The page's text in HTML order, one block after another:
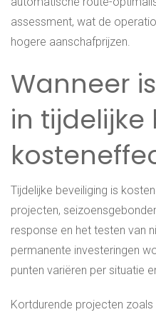
assessment, wat de
hogere aanschafprijzen.
Wanneer
in tijdelijke
Tijdelijke beveiliging is
projecten,
response en het testen van
permanente investeringen
punten variëren per situatie
Kortdurende projecten